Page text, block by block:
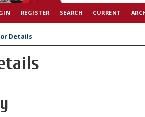
REGISTER SEARCH CURRENT
Details